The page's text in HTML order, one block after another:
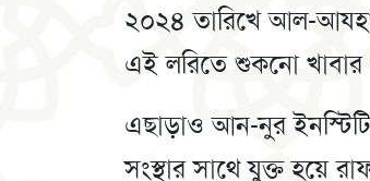
২০২৪ তারিখে আল-
এই লরিতে শুকনো খাবার
এছাড়াও আন-নুর
সংস্থার সাথে যুক্ত হয়ে